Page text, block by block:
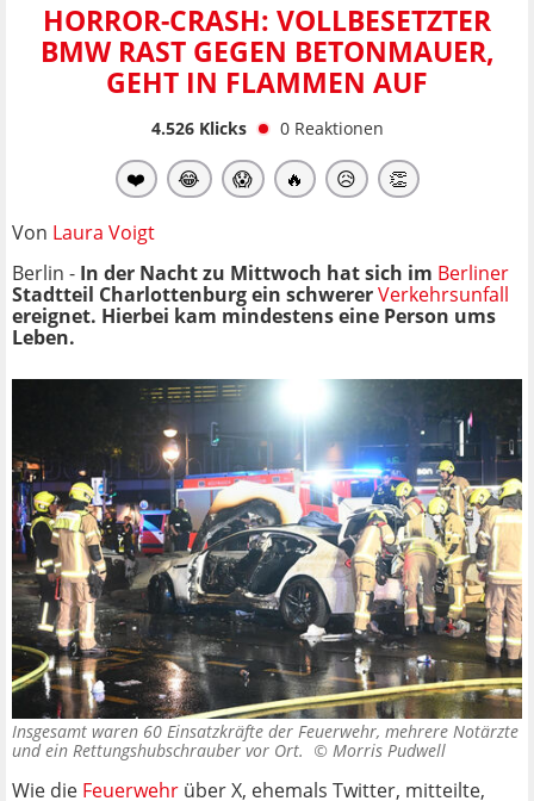
HORROR-CRASH: VOLLBESETZTER
BMW RAST GEGEN BETONMAUER,
GEHT IN FLAMMEN AUF
4.526Klicks 0 Reaktionen
❤️ 😂 😱 🔥 😥 👏
Von Laura Voigt
Berlin - In der Nacht zu Mittwoch hat sich im Berliner
Stadtteil Charlottenburg ein schwererVerkehrsunfall
ereignet. Hierbei kam mindestens eine Person ums
Leben.
Insgesamt waren 60 Einsatzkräfte der Feuerwehr, mehrere Notärzte
und ein Rettungshubschrauber vor Ort. © Morris Pudwell
Wie die Feuerwehr über X, ehemals Twitter, mitteilte,